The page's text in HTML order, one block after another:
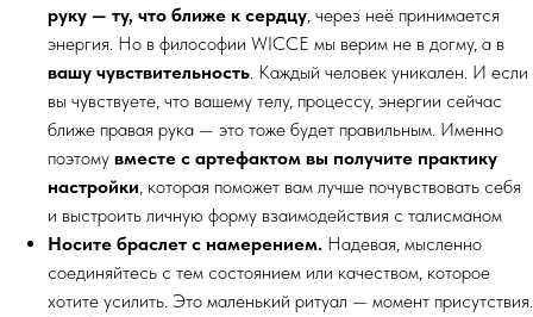
руку — ту, что ближе к сердцу, через неё принимается
энергия. Но в философии WICCE мы верим не в догму, а в
вашу чувствительность. Каждый человек уникален. И если
вы чувствуете, что вашему телу, процессу, энергии сейчас
ближе правая рука — это тоже будет правильным. Именно
поэтому вместе с артефактом вы получите практику
настройки, которая поможет вам лучше почувствовать себя
и выстроить личную форму взаимодействия с талисманом
Носите браслет с намерением. Надевая, мысленно
соединяйтесь с тем состоянием или качеством, которое
хотите усилить. Это маленький ритуал — момент присутствия.